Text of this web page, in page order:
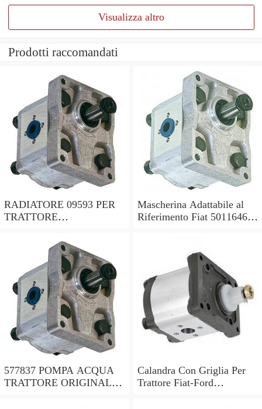
Visualizza altro
Prodotti raccomandati
RADIATORE 09593 PER
TRATTORE
ORIGINALE 5153481
Mascherina Adattabile al
Riferimento Fiat 5011646
577837 POMPA ACQUA
TRATTORE ORIGINALE
Calandra Con Griglia Per
Trattore Fiat-Ford